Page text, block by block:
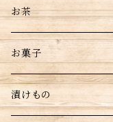
お茶
お菓子
漬けもの